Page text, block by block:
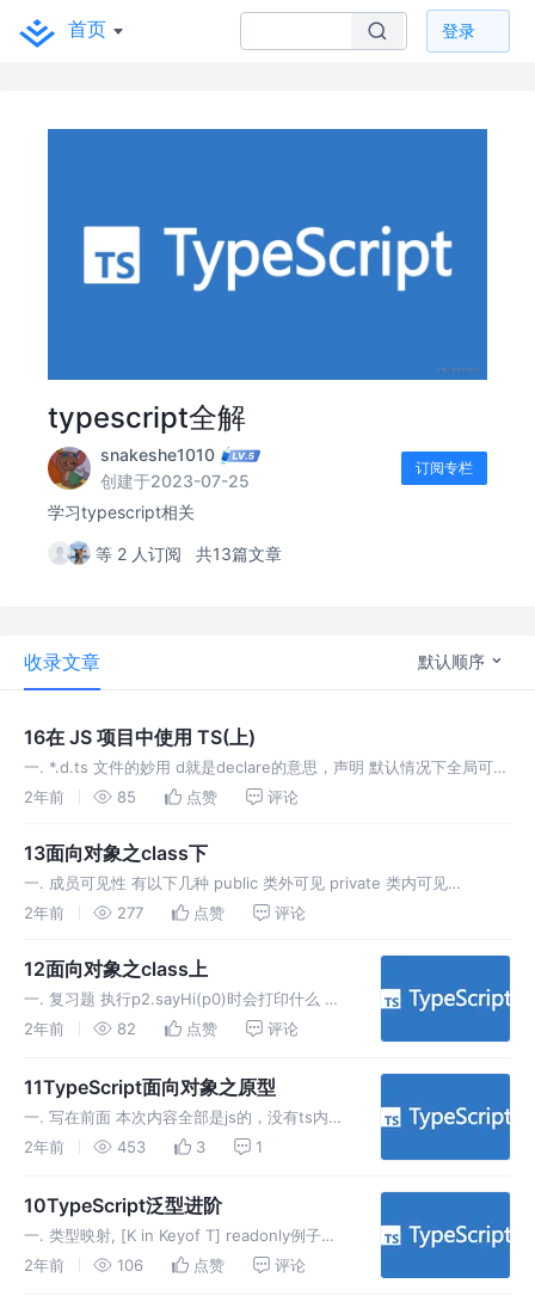
首页 登录
typescript全解
snakeshe1010
创建于2023-07-25
订阅专栏
学习typescript相关
等 2 人订阅 共13篇文章
收录文章 默认顺序
16在 JS 项目中使用 TS(上)
一. *.d.ts 文件的妙用 d就是declare的意思，声明 默认情况下全局可用
但如果*.d.ts里有import或者export，则User只在当前模块生效 如何既
2年前 85 点赞 评论
13面向对象之class下
一. 成员可见性 有以下几种 public 类外可见 private 类内可见
protected 子类可见 真私有属性，以上的private编译成js之后没有类
2年前 277 点赞 评论
12面向对象之class上
一. 复习题 执行p2.sayHi(p0)时会打印什么 通
过console.dir来查看结构 二. 面向对象编程之
篇文章详细讲解的 基于类，这种目前是
2年前 82 点赞 评论
11TypeScript面向对象之原型
一. 写在前面 本次内容全部是js的，没有ts内
容，学习这些内容是为了之后更好的学习ts，如
方难以理解 二. 面向对象之原型 假设我需要用js
造一个小兵，以
2年前 453 3 1
10TypeScript泛型进阶
一. 类型映射, [K in Keyof T] readonly例子
partial例子 必填requried，自己写的版本
2年前 106 点赞 评论